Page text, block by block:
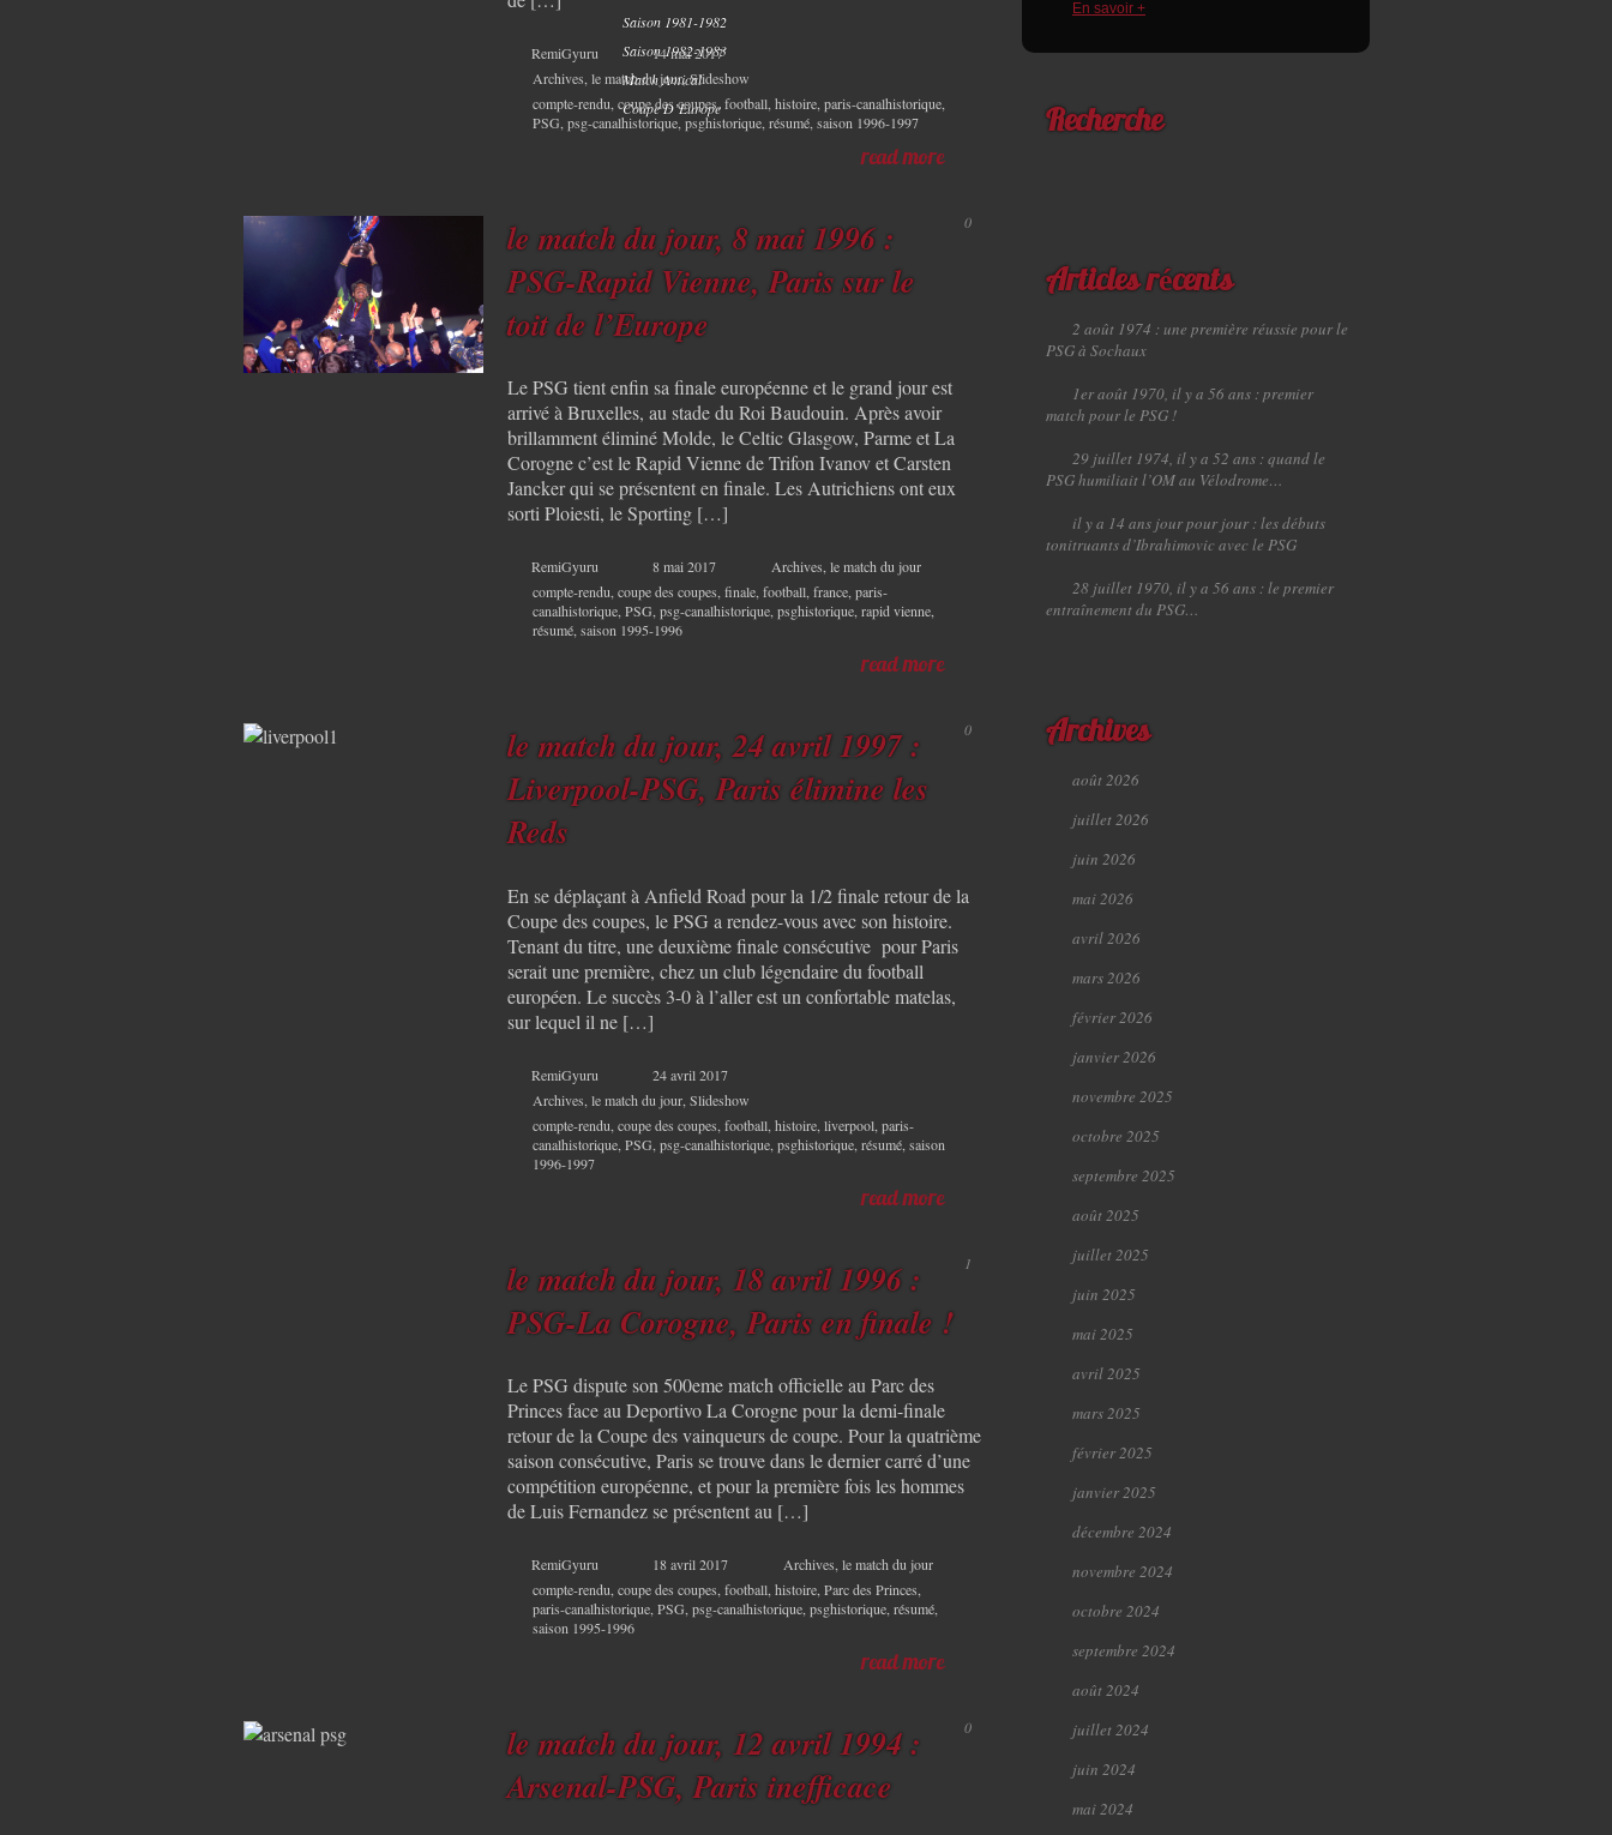
Saison 1981-1982
Saison 1982-1983
Match Amical
Coupe D’Europe
RemiGyuru
14 mai 2017
Archives le match du jour,Slideshow
compte-rendu coupe des coupes,football histoire paris-canalhistorique
PSG psg-canalhistorique psghistorique résumé saison 1996-1997
read more
0
le match du jour, 8 mai 1996 :
PSG-Rapid Vienne, Paris sur le
toit de l’Europe
Le PSG tient enfin sa finale européenne et le grand jour est
arrivé à Bruxelles, au stade du Roi Baudouin. Après avoir
brillamment éliminé Molde, le Celtic Glasgow, Parme et La
Corogne c’est le Rapid Vienne de Trifon Ivanov et Carsten
Jancker qui se présentent en finale. Les Autrichiens ont eux
sorti Ploiesti, le Sporting […]
RemiGyuru 8 mai 2017 Archives le match du jour
compte-rendu coupe des coupes finale football france paris-
canalhistorique PSG psg-canalhistorique psghistorique rapid vienne
résumé saison 1995-1996
read more
0
le match du jour, 24 avril 1997 :
Liverpool-PSG, Paris élimine les
Reds
En se déplaçant à Anfield Road pour la 1/2 finale retour de la
Coupe des coupes, le PSG a rendez-vous avec son histoire.
Tenant du titre, une deuxième finale consécutive pour Paris
serait une première, chez un club légendaire du football
européen. Le succès 3-0 à l’aller est un confortable matelas,
sur lequel il ne […]
RemiGyuru
24 avril 2017
Archives le match du jour Slideshow
compte-rendu coupe des coupes football histoire liverpool paris-
canalhistorique PSG psg-canalhistorique psghistorique résumé saison
1996-1997
read more
1
le match du jour, 18 avril 1996 :
PSG-La Corogne, Paris en finale !
Le PSG dispute son 500eme match officielle au Parc des
Princes face au Deportivo La Corogne pour la demi-finale
retour de la Coupe des vainqueurs de coupe. Pour la quatrième
saison consécutive, Paris se trouve dans le dernier carré d’une
compétition européenne, et pour la première fois les hommes
de Luis Fernandez se présentent au […]
RemiGyuru 18 avril 2017 Archives,le match du jour
compte-rendu,coupe des coupes,football,histoire,Parc des Princes,
paris-canalhistorique,PSG,psg-canalhistorique,psghistorique,résumé,
saison 1995-1996
read more
0
le match du jour, 12 avril 1994 :
Arsenal-PSG, Paris inefficace
En savoir +
Recherche
Articles récents
2 août 1974 : une première réussie pour le
PSG à Sochaux
1er août 1970, il y a 56 ans : premier
match pour le PSG !
29 juillet 1974, il y a 52 ans : quand le
PSG humiliait l’OM au Vélodrome…
il y a 14 ans jour pour jour : les débuts
tonitruants d’Ibrahimovic avec le PSG
28 juillet 1970, il y a 56 ans : le premier
entraînement du PSG…
Archives
août 2026
juillet 2026
juin 2026
mai 2026
avril 2026
mars 2026
février 2026
janvier 2026
novembre 2025
octobre 2025
septembre 2025
août 2025
juillet 2025
juin 2025
mai 2025
avril 2025
mars 2025
février 2025
janvier 2025
décembre 2024
novembre 2024
octobre 2024
septembre 2024
août 2024
juillet 2024
juin 2024
mai 2024